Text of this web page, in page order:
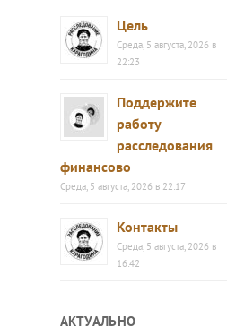
Цель
Среда, 5 августа, 2026 в
22:23
Поддержите
работу
расследования
финансово
Среда, 5 августа, 2026 в 22:17
Контакты
Среда, 5 августа, 2026 в
16:42
АКТУАЛЬНО